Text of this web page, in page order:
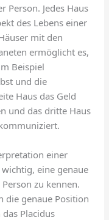
Person. Jedes Haus
des Lebens einer
mit den
ermöglicht es,
Beispiel
und die
Haus das Geld
und das dritte Haus
einer
eine genaue
zu kennen.
die genaue Position
Placidus